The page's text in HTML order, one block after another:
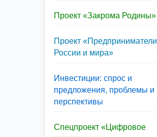
Проект «Закрома Родины»
Проект «Предприниматели
России и мира»
Инвестиции: спрос и
предложения, проблемы и
перспективы
Спецпроект «Цифровое